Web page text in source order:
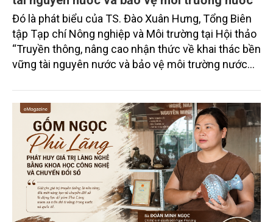
Đó là phát biểu của TS. Đào Xuân Hưng, Tổng Biên
tập Tạp chí Nông nghiệp và Môi trường tại Hội thảo
“Truyền thông, nâng cao nhận thức về khai thác bền
vững tài nguyên nước và bảo vệ môi trường nước
trường phối hợp với Sở Nông nghiệp và Môi trường
tỉnh Lai Châu tổ chức ngày 10/7/2026. Hội thảo thu
hút sự tham gia của hơn 100 đại biểu là lãnh đạo
các đơn vị thuộc Bộ Nông nghiệp và Môi trường,
chuyên gia, nhà khoa học, Sở Nông nghiệp và Môi
trường tỉnh Lai Châu và đại diện các cơ quan đơn vị
doanh nghiệp ở các tỉnh miền núi phía Bắc.